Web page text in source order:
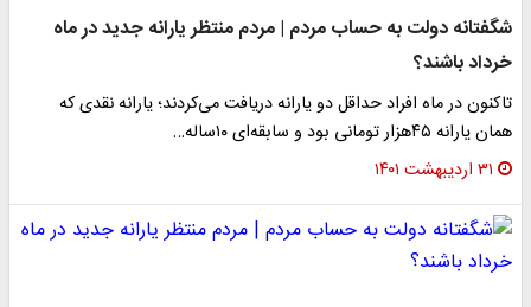
شگفتانه دولت به حساب مردم | مردم منتظر یارانه جدید در ماه
خرداد باشند؟
​تاکنون در ماه افراد حداقل دو یارانه دریافت می‌کردند؛ یارانه نقدی که
همان یارانه ۴۵هزار تومانی بود و سابقه‌ای ١٠ساله…
۳۱ اردیبهشت ۱۴۰۱